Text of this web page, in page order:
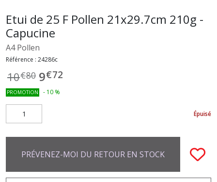
Etui de 25 F Pollen 21x29.7cm 210g -
Capucine
A4 Pollen
Référence : 24286c
10€80 9€72
PROMOTION - 10 %
Épuisé
PRÉVENEZ-MOI DU RETOUR EN STOCK